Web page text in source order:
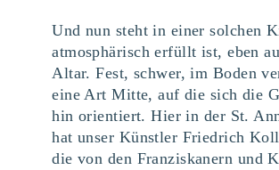
Und nun steht in einer solchen
atmosphärisch erfüllt ist, eben
Altar. Fest, schwer, im Boden
eine Art Mitte, auf die sich die
hin orientiert. Hier in der St.
hat unser Künstler Friedrich
die von den Franziskanern und